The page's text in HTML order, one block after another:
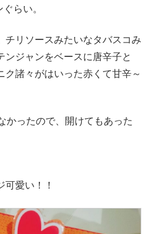
らい。
チリソースみたいなタバスコみ
ンジャンをベースに唐辛子と
ク諸々がはいった赤くて甘辛～
かったので、開けてもあった
可愛い！！